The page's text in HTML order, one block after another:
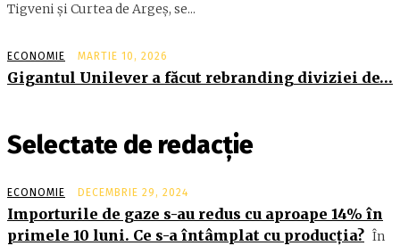
Tigveni şi Curtea de Argeş, se...
ECONOMIE MARTIE 10, 2026
Gigantul Unilever a făcut rebranding diviziei de…
Selectate de redacție
ECONOMIE DECEMBRIE 29, 2024
Importurile de gaze s-au redus cu aproape 14% în
primele 10 luni. Ce s-a întâmplat cu producţia? În